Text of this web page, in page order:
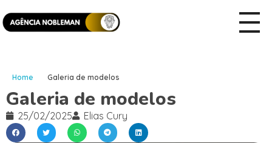
Home Galeria de modelos
Galeria de modelos
25/02/2025 Elias Cury